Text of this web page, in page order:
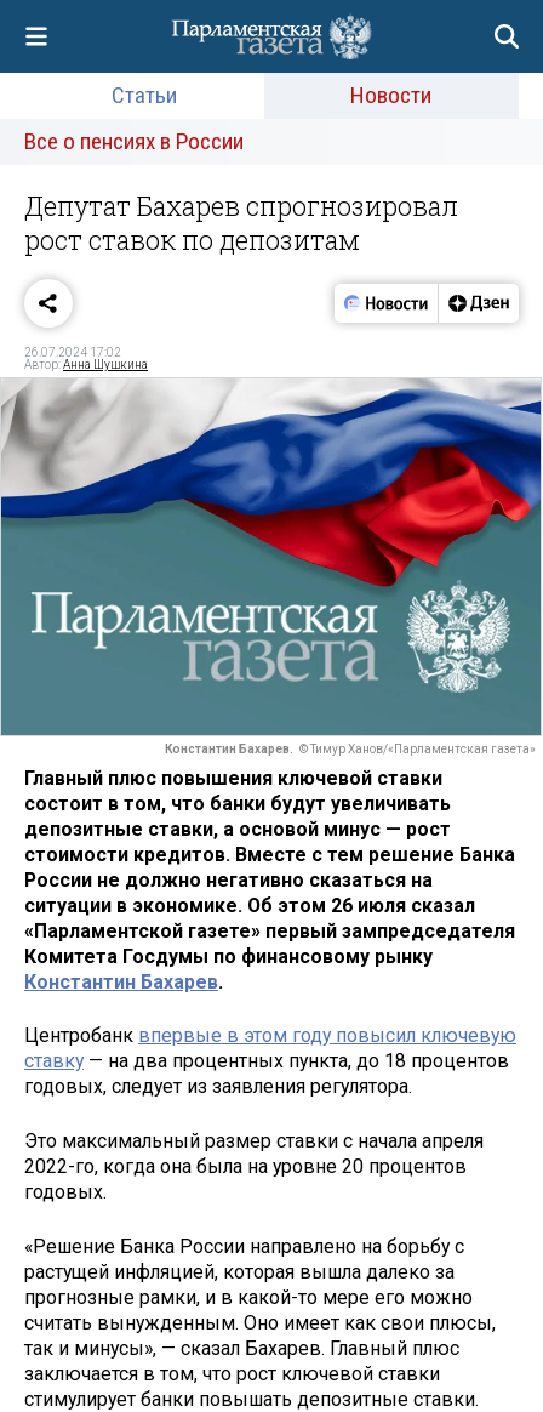
Статьи
Новости
Все о пенсиях в России
Депутат Бахарев спрогнозировал
рост ставок по депозитам
26.07.2024 17:02
Автор:Анна Шушкина
Константин Бахарев. © Тимур Ханов/«Парламентская газета»
Главный плюс повышения ключевой ставки
состоит в том, что банки будут увеличивать
депозитные ставки, а основой минус — рост
стоимости кредитов. Вместе с тем решение Банка
России не должно негативно сказаться на
ситуации в экономике. Об этом 26 июля сказал
«Парламентской газете» первый зампредседателя
Комитета Госдумы по финансовому рынку
Константин Бахарев.
Центробанк впервые в этом году повысил ключевую
ставку — на два процентных пункта, до 18 процентов
годовых, следует из заявления регулятора.
Это максимальный размер ставки с начала апреля
2022-го, когда она была на уровне 20 процентов
годовых.
«Решение Банка России направлено на борьбу с
растущей инфляцией, которая вышла далеко за
прогнозные рамки, и в какой-то мере его можно
считать вынужденным. Оно имеет как свои плюсы,
так и минусы», — сказал Бахарев. Главный плюс
заключается в том, что рост ключевой ставки
стимулирует банки повышать депозитные ставки.